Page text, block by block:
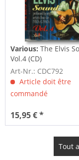
Various:The Elvis
Vol.4 (CD)
Art-Nr.: CDC792
Article doit être
commandé
15,95 € *
Tout